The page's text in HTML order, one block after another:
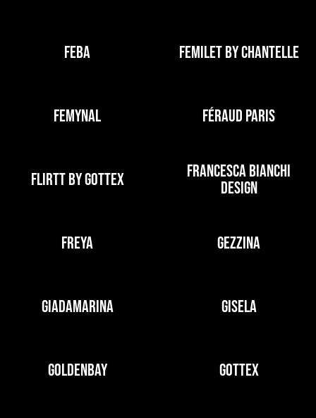
FEBA FEMILET BY CHANTELLE
FEMYNAL FÉRAUD PARIS
FLIRTT BY GOTTEX
FRANCESCA BIANCHI
DESIGN
FREYA GEZZINA
GIADAMARINA GISELA
GOLDENBAY GOTTEX